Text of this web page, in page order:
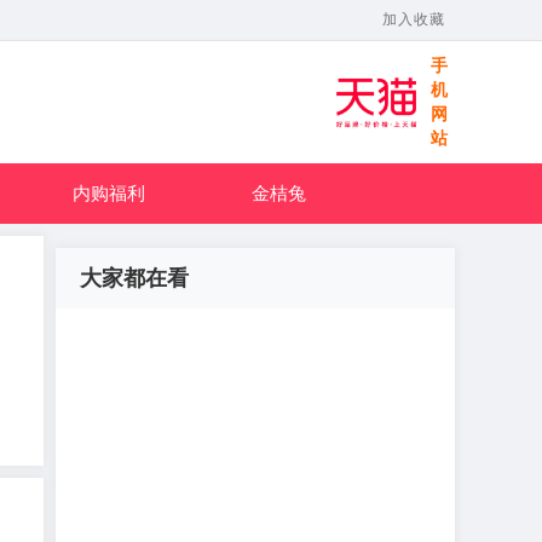
加入收藏
手
机
网
站
内购福利 金桔兔
大家都在看